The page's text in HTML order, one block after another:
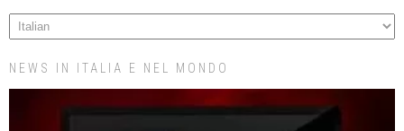
NEWS IN ITALIA E NEL MONDO